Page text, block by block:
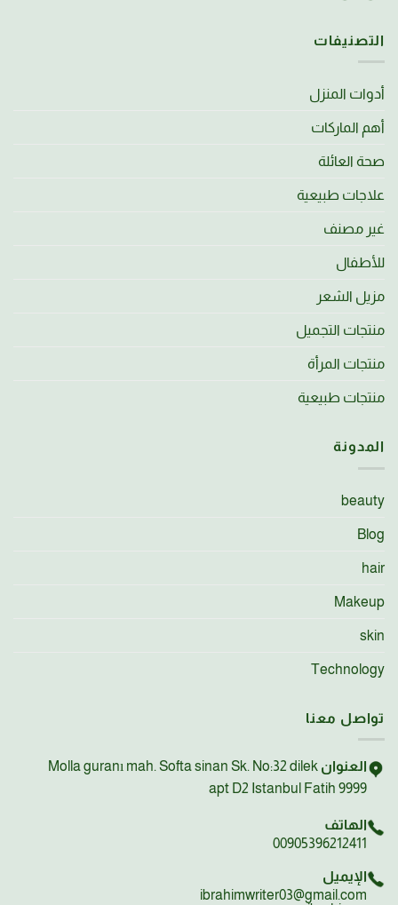
التصنيفات
أدوات المنزل
أهم الماركات
صحة العائلة
علاجات طبيعية
غير مصنف
للأطفال
مزيل الشعر
منتجات التجميل
منتجات المرأة
منتجات طبيعية
المدونة
beauty
Blog
hair
Makeup
skin
Technology
تواصل معنا
العنوان Molla guranı mah. Softa sinan Sk. No:32 dilek
apt D2 Istanbul Fatih 9999
الهاتف
00905396212411
الإيميل
ibrahimwriter03@gmail.com